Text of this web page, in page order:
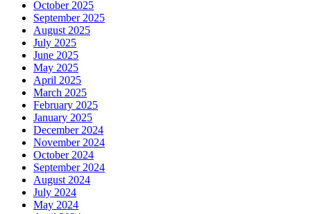
October 2025
September 2025
August 2025
July 2025
June 2025
May 2025
April 2025
March 2025
February 2025
January 2025
December 2024
November 2024
October 2024
September 2024
August 2024
July 2024
May 2024